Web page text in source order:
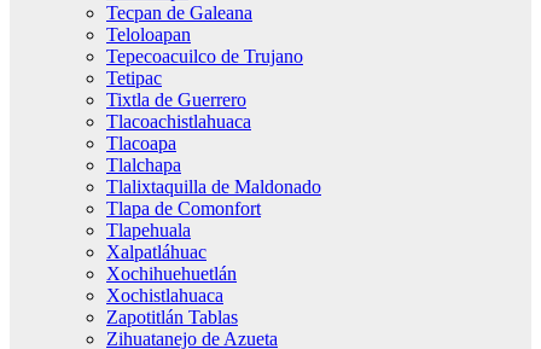
Tecpan de Galeana
Teloloapan
Tepecoacuilco de Trujano
Tetipac
Tixtla de Guerrero
Tlacoachistlahuaca
Tlacoapa
Tlalchapa
Tlalixtaquilla de Maldonado
Tlapa de Comonfort
Tlapehuala
Xalpatláhuac
Xochihuehuetlán
Xochistlahuaca
Zapotitlán Tablas
Zihuatanejo de Azueta